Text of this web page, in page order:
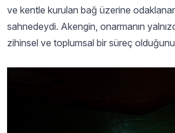
ve kentle kurulan bağ üzerine odaklanan
sahnedeydi. Akengin, onarmanın
zihinsel ve toplumsal bir süreç